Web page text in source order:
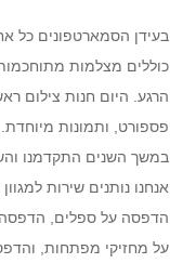
בעידן הסמארטפונים כל
כוללים מצלמות
הרגע. היום חנות צילום
פספורט, ותמונות מיוחדת.
במשך השנים התקדמנו
אנחנו נותנים שירות
הדפסה על ספלים,
על מחזיקי מפתחות,